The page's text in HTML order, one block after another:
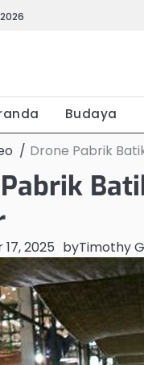
Budaya
Drone Pabrik
2025 byTimothy